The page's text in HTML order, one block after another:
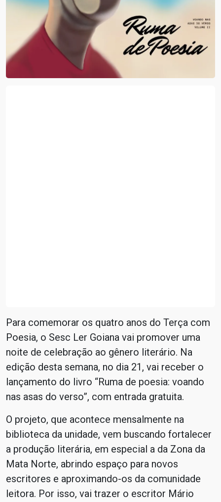
Para comemorar os quatro anos do Terça com
Poesia, o Sesc Ler Goiana vai promover uma
noite de celebração ao gênero literário. Na
edição desta semana, no dia 21, vai receber o
lançamento do livro “Ruma de poesia: voando
nas asas do verso”, com entrada gratuita.
O projeto, que acontece mensalmente na
biblioteca da unidade, vem buscando fortalecer
a produção literária, em especial a da Zona da
Mata Norte, abrindo espaço para novos
escritores e aproximando-os da comunidade
leitora. Por isso, vai trazer o escritor Mário